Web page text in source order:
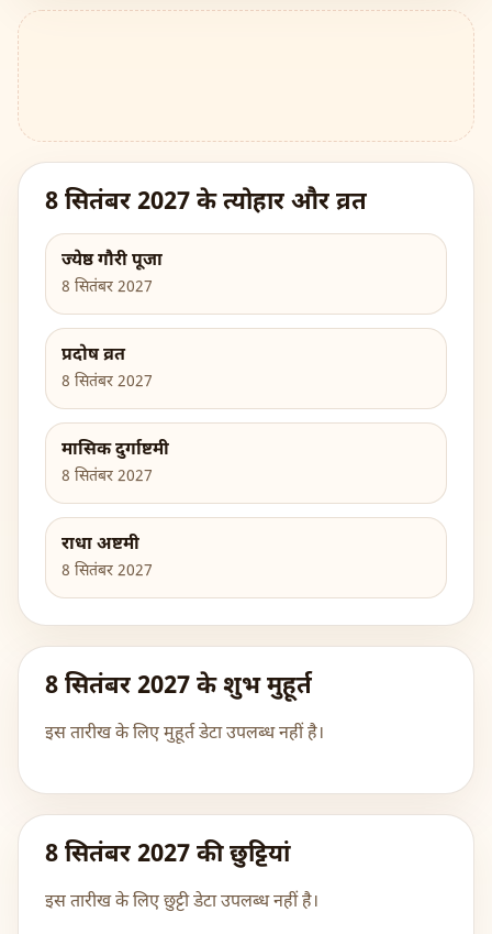
8 सितंबर 2027 के त्योहार और व्रत
ज्येष्ठ गौरी पूजा
8 सितंबर 2027
प्रदोष व्रत
8 सितंबर 2027
मासिक दुर्गाष्टमी
8 सितंबर 2027
राधा अष्टमी
8 सितंबर 2027
8 सितंबर 2027 के शुभ मुहूर्त
इस तारीख के लिए मुहूर्त डेटा उपलब्ध नहीं है।
8 सितंबर 2027 की छुट्टियां
इस तारीख के लिए छुट्टी डेटा उपलब्ध नहीं है।